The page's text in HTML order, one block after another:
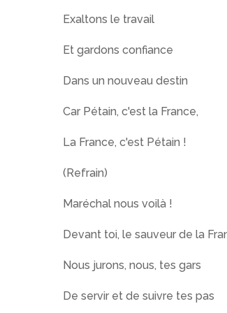
Exaltons le travail
Et gardons confiance
Dans un nouveau destin
Car Pétain, c'est la France,
La France, c'est Pétain !
(Refrain)
Maréchal nous voilà !
Devant toi, le sauveur de la
Nous jurons, nous, tes gars
De servir et de suivre tes pas